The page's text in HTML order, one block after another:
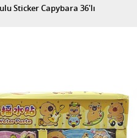
Sticker Capybara 36'lı